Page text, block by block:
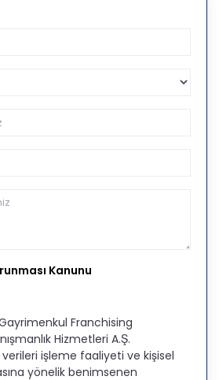
Kanunu
Franchising
Hizmetleri A.Ş.
işleme faaliyeti ve kişisel
yönelik benimsenen